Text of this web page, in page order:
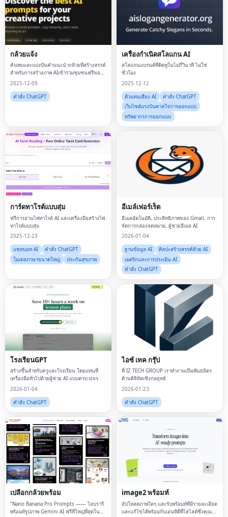
กล้วยแจ้ง
ค้นพบและแบ่งปันคำแนะนำกล้วยที่สร้างสรรค์
สำหรับการสร้างภาพ AIเข้าร่วมชุมชนฟรีของ
เราเพื่อค้นหาคำแนะนำที่คัดสรรมา เรียนรู้
คุณกับผู้สร้างหลายพันคน
2025-12-09
คำสั่ง ChatGPT
เครื่องกำเนิดสโลแกน AI
สโลแกนแบรนด์ที่ติดหูในไม่กี่วินาที ไม่ใช่
ชั่วโมง
2025-12-12
ตัวแทนเสียง AI
คำสั่ง ChatGPT
เว็บไซต์แรงบันดาลใจการออกแบบ
ทรัพยากรการออกแบบ
การ์ดทาโรต์แบบสุ่ม
ฟรีการอ่านไพ่ทาโรต์ AI และเครื่องมือสร้างไพ่
ทาโรต์แบบสุ่ม
2025-12-23
แชทบอท AI
คำสั่ง ChatGPT
โมเดลภาษาขนาดใหญ่
ประกันสุขภาพ
อีเมล์เฟอร์เร็ต
อีเมลอัตโนมัติ, ประสิทธิภาพของ Gmail, การ
จัดการกล่องจดหมาย, ผู้ช่วยอีเมล AI
2026-01-04
ฐานข้อมูล AI
ศิลปะสร้างสรรค์ด้วย AI
เมตริกและการประเมิน AI
คำสั่ง ChatGPT
โรงเรียนGPT
สร้างขึ้นสำหรับครูและโรงเรียน โดยแทนที่
เครื่องมือทั่วไปด้วยผู้ช่วย AI แบบครบวงจร
2026-01-04
คำสั่ง ChatGPT
ไอซ์ เทค กรุ๊ป
ที่ IZ TECH GROUP เราทำงานเป็นพันธมิตร
ด้านดิจิทัลเชิงกลยุทธ์
2026-01-23
คำสั่ง ChatGPT
เปลือกกล้วยพร้อม
"Nano Banana Pro Prompts —— ไลบรารี
พร้อมท์รูปภาพ Gemini AI ฟรีที่ใหญ่ที่สุดใน
image2 พร้อมท์
อัปโหลดภาพใดๆ และรับพร้อมท์ที่มีรายละเอียด
และแก้ไขได้พร้อมกับเอนทิตีที่ไฮไลต์ซึ่งคุณ